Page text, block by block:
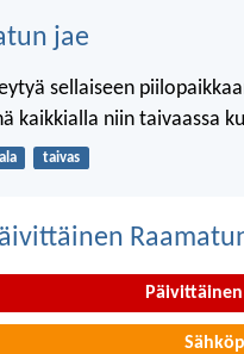
jae
sellaiseen
kaikkialla niin taivaassa
taivas